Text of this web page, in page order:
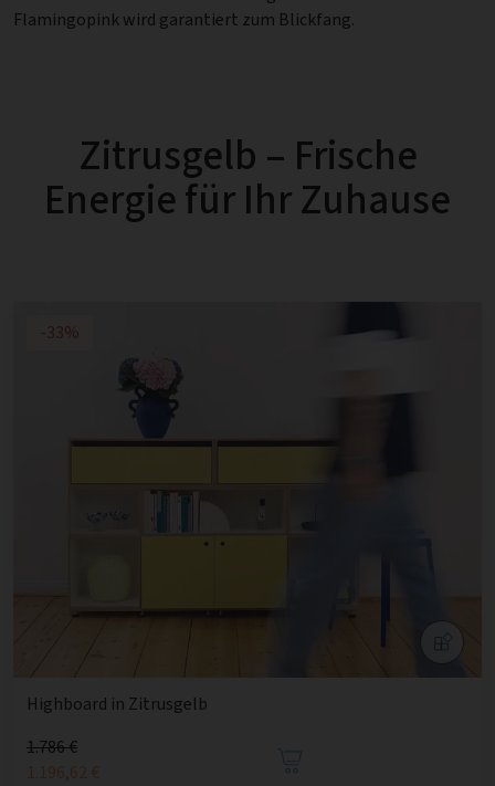
Flamingopink wird garantiert zum Blickfang.
Zitrusgelb – Frische
Energie für Ihr Zuhause
-33%
Highboard in Zitrusgelb
1.786 €
1.196,62 €